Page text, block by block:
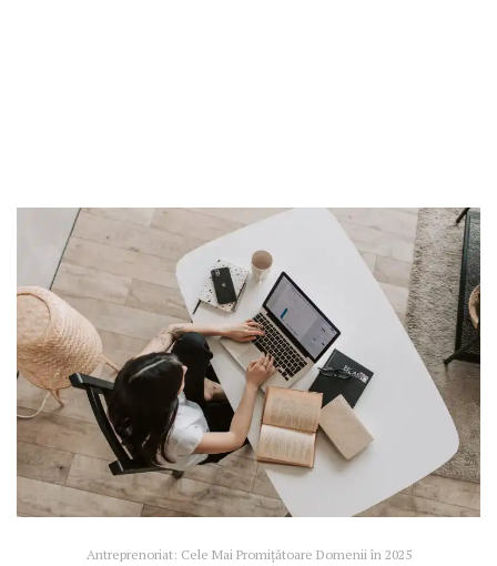
Antreprenoriat: Cele Mai Promițătoare Domenii în 2025